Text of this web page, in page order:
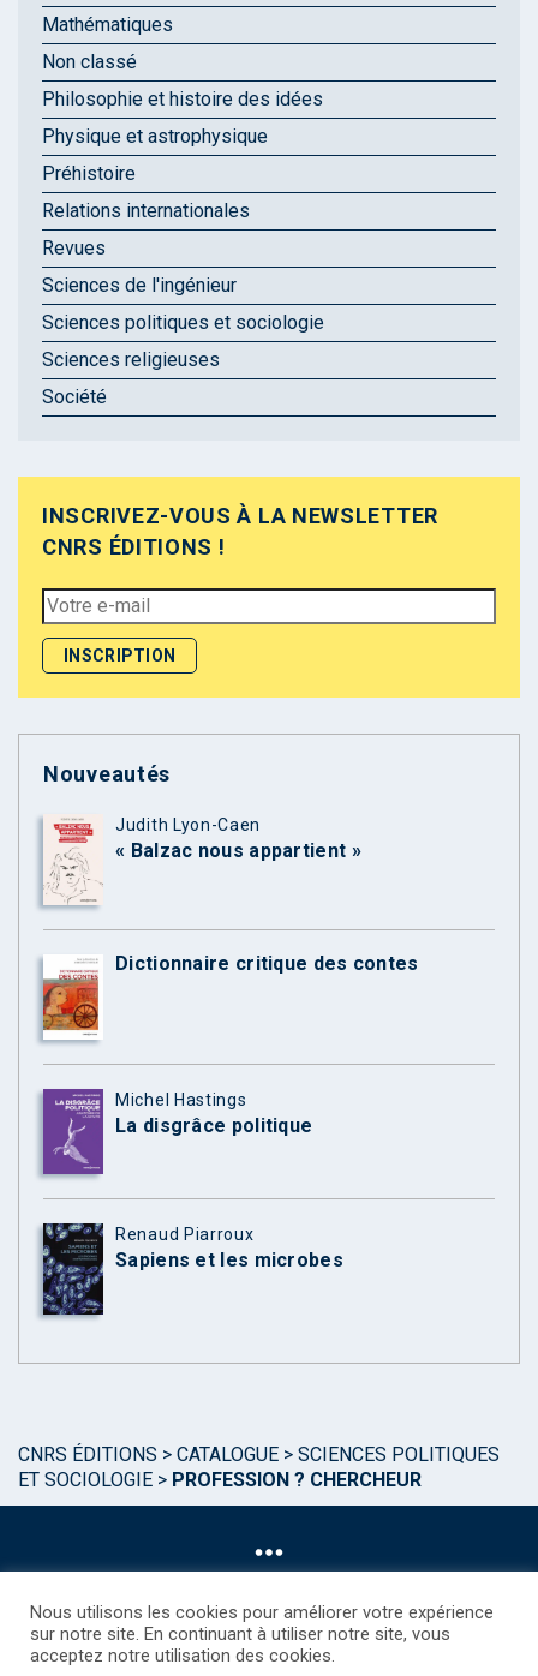
Mathématiques
Non classé
Philosophie et histoire des idées
Physique et astrophysique
Préhistoire
Relations internationales
Revues
Sciences de l'ingénieur
Sciences politiques et sociologie
Sciences religieuses
Société
INSCRIVEZ-VOUS À LA NEWSLETTER
CNRS ÉDITIONS !
Nouveautés
Judith Lyon-Caen
« Balzac nous appartient »
Dictionnaire critique des contes
Michel Hastings
La disgrâce politique
Renaud Piarroux
Sapiens et les microbes
CNRS ÉDITIONS > CATALOGUE > SCIENCES POLITIQUES
ET SOCIOLOGIE > PROFESSION ? CHERCHEUR
©CNRS EDITIONS 2025
Nous utilisons les cookies pour améliorer votre expérience
sur notre site. En continuant à utiliser notre site, vous
acceptez notre utilisation des cookies.